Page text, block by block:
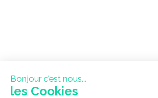
Bonjour c'est nous...
les Cookies